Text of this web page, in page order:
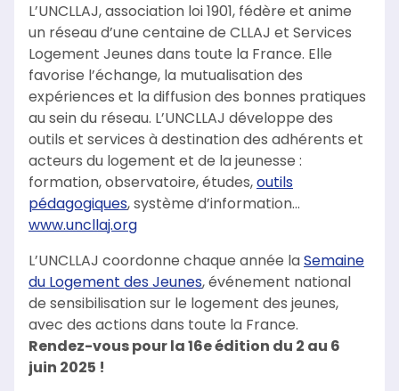
L’UNCLLAJ, association loi 1901, fédère et anime
un réseau d’une centaine de CLLAJ et Services
Logement Jeunes dans toute la France. Elle
favorise l’échange, la mutualisation des
expériences et la diffusion des bonnes pratiques
au sein du réseau. L’UNCLLAJ développe des
outils et services à destination des adhérents et
acteurs du logement et de la jeunesse :
formation, observatoire, études,outils
pédagogiques, système d’information…
www.uncllaj.org
L’UNCLLAJ coordonne chaque année laSemaine
du Logement des Jeunes, événement national
de sensibilisation sur le logement des jeunes,
avec des actions dans toute la France.
Rendez-vous pour la 16e édition du 2 au 6
juin 2025 !